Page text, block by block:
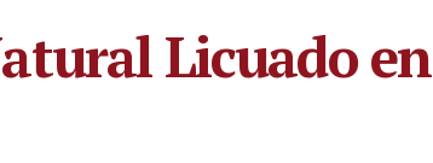
Licuado en